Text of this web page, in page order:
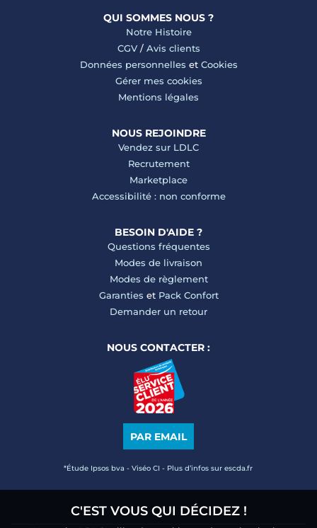
QUI SOMMES NOUS ?
Notre Histoire
CGV/ Avis clients
Données personnelles et Cookies
Gérer mes cookies
Mentions légales
NOUS REJOINDRE
Vendez sur LDLC
Recrutement
Marketplace
Accessibilité : non conforme
BESOIN D'AIDE ?
Questions fréquentes
Modes de livraison
Modes de règlement
Garanties et Pack Confort
Demander un retour
NOUS CONTACTER :
PAR EMAIL
*Étude Ipsos bva - Viséo CI - Plus d’infos sur escda.fr
C'EST VOUS QUI DÉCIDEZ !